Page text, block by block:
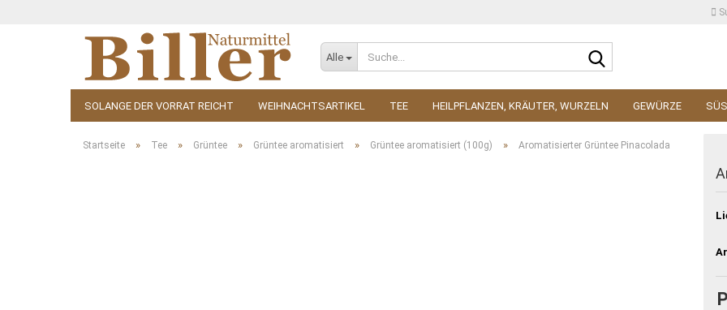
Alle
SOLANGE DER VORRAT REICHT WEIHNACHTSARTIKEL TEE HEILPFLANZEN, KRÄUTER, WURZELN GEWÜRZE
KOSMETIK ZUBEHÖR
Startseite » Tee » Grüntee » Grüntee aromatisiert » Grüntee aromatisiert (100g) » Aromatisierter Grüntee Pinacolada